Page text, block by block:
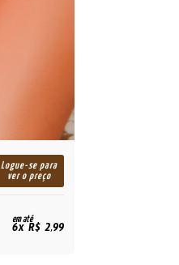
Logue-se para
ver o preço
em até
6x R$ 2,99